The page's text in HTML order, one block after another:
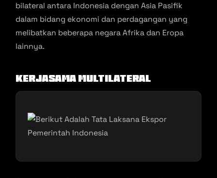
bilateral antara Indonesia dengan Asia Pasifik
dalam bidang ekonomi dan perdagangan yang
melibatkan beberapa negara Afrika dan Eropa
lainnya.
Kerjasama Multilateral